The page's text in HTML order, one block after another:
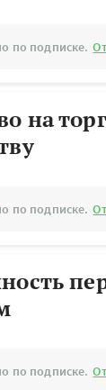
по подписке.
на
по подписке.
по подписке.